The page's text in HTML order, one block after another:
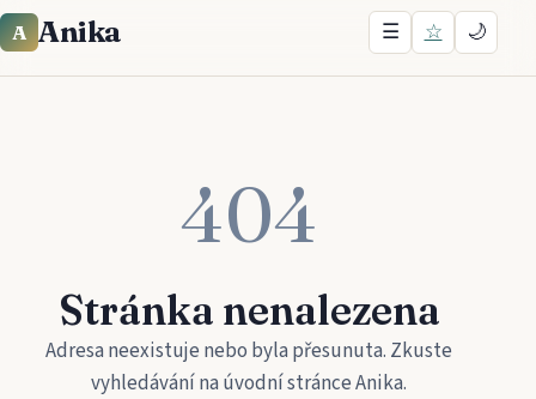
A Anika ☰ ☆ 🌙
404
Stránka nenalezena
Adresa neexistuje nebo byla přesunuta. Zkuste
vyhledávání na úvodní stránceAnika.